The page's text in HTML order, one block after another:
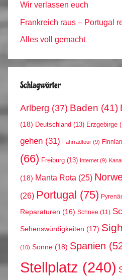
Wir verlassen euch
Frankreich raus – Portugal
Alles voll gemacht
Schlagwörter
Arlberg (37) Baden (41)
(18) Deutschland (13) Erzgebirge
gehen (31) Fahrradtour (9)
(66) Freiburg (13) Internet (9) Kanal
(18) Manta Rota (25)
(26) Portugal (75)
Reparaturen (16) Schnee (11)
Sehenswürdigkeiten (17)
(10) Sonne (18) Spanien
Stellplatz (240)